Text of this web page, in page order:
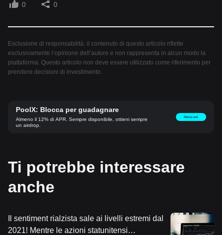
0 0
Esclusione di responsabilità: il contenuto di questo articolo riflette
esclusivamente l’opinione dell’autore e non rappresenta in alcun modo la
piattaforma. Questo articolo non deve essere utilizzato come riferimento per
prendere decisioni di investimento.
PoolX: Blocca per guadagnare
Almeno il 12% di APR. Sempre disponibile, ottieni sempre
un airdrop.
Blocca ora!
Ti potrebbe interessare
anche
Il sentiment rialzista sale ai livelli estremi dal
2021! Mentre le azioni statunitensi